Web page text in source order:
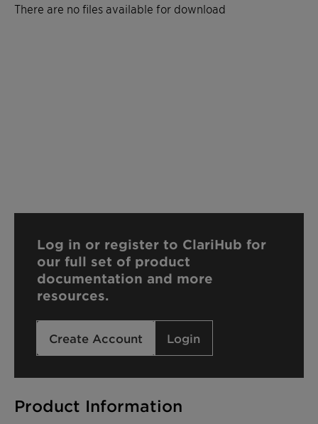
Product Information
There are no files available for download
Log in or register to ClariHub for
our full set of product
documentation and more
resources.
Create Account Login